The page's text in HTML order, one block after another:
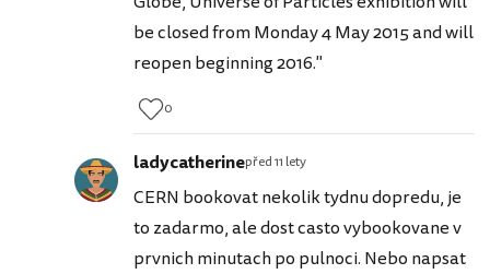
be closed from Monday 4 May 2015 and will
reopen beginning 2016."
0
ladycatherinepřed 11 lety
CERN bookovat nekolik tydnu dopredu, je
to zadarmo, ale dost casto vybookovane v
prvnich minutach po pulnoci. Nebo napsat